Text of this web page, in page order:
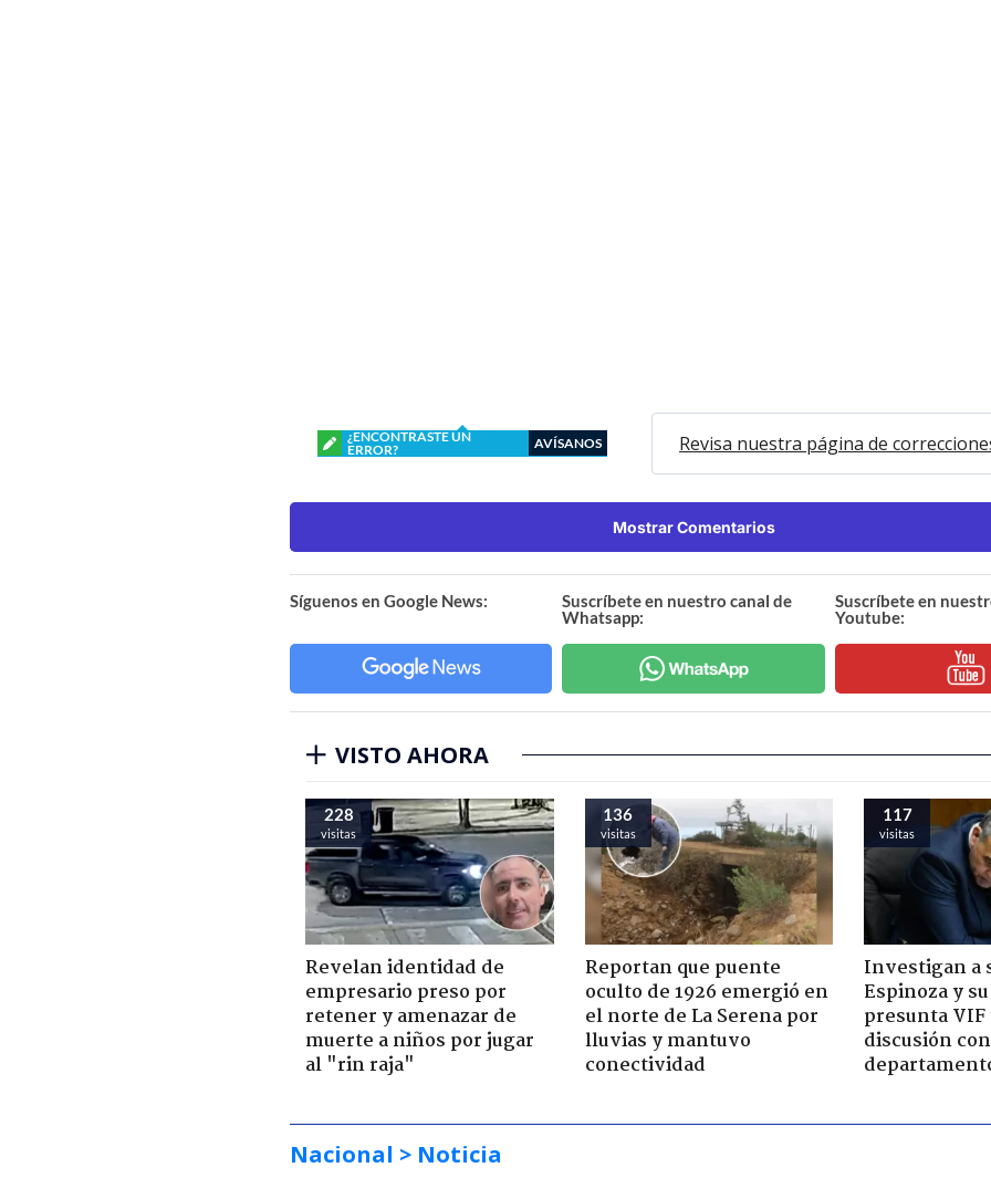
¿ENCONTRASTE UN
ERROR?
AVÍSANOS Revisa nuestra página de
Mostrar Comentarios
Síguenos en Google News:
Suscríbete en nuestro canal de
Whatsapp:
Suscríbete en
Youtube:
VISTO AHORA
228
visitas
Revelan identidad de
empresario preso por
retener y amenazar de
muerte a niños por jugar
al "rin raja"
136
visitas
Reportan que puente
oculto de 1926 emergió en
el norte de La Serena por
lluvias y mantuvo
conectividad
117
visitas
Investigan a
Espinoza y
presunta VIF
discusión
Nacional > Noticia